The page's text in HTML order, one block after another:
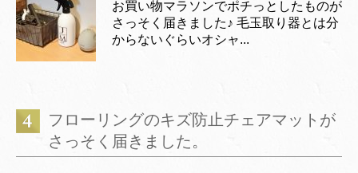
お買い物マラソンでポチっとしたものが
さっそく届きました♪ 毛玉取り器とは分
からないぐらいオシャ...
フローリングのキズ防止チェアマットが
さっそく届きました。